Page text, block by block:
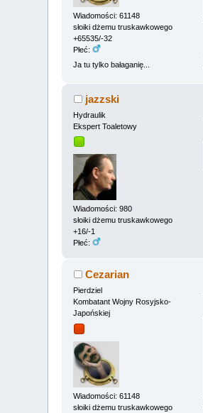
Wiadomości: 61148
słoiki dżemu truskawkowego
+65535/-32
Płeć:
Ja tu tylko bałaganię...
jazzski
Hydraulik
Ekspert Toaletowy
Wiadomości: 980
słoiki dżemu truskawkowego
+16/-1
Płeć:
Cezarian
Pierdziel
Kombatant Wojny Rosyjsko-
Japońskiej
Wiadomości: 61148
słoiki dżemu truskawkowego